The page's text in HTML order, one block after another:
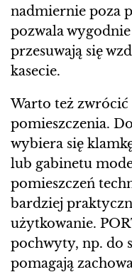
nadmiernie poza
pozwala
przesuwają się
kasecie.
Warto też zwrócić
pomieszczenia.
wybiera się
lub gabinetu
pomieszczeń
bardziej
użytkowanie.
pochwyty, np. do
pomagają